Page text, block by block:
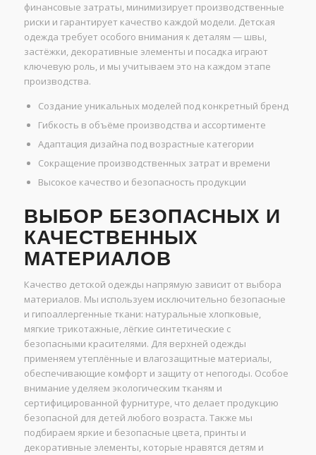
финансовые затраты, минимизирует производственные
риски и гарантирует качество каждой модели. Детская
одежда требует особого внимания к деталям — швы,
застёжки, декоративные элементы и посадка играют
ключевую роль, и мы учитываем это на каждом этапе
производства.
Создание уникальных моделей под конкретный бренд
Гибкость в объёме производства и ассортименте
Адаптация дизайна под возрастные категории
Сокращение производственных затрат и времени
Высокое качество и безопасность продукции
ВЫБОР БЕЗОПАСНЫХ И
КАЧЕСТВЕННЫХ
МАТЕРИАЛОВ
Качество детской одежды напрямую зависит от выбора
материалов. Мы используем исключительно безопасные
и гипоаллергенные ткани: натуральные хлопковые,
мягкие трикотажные, лёгкие синтетические с
безопасными красителями. Для верхней одежды
применяем утеплённые и влагозащитные материалы,
обеспечивающие комфорт и защиту от непогоды. Особое
внимание уделяем экологическим тканям и
сертифицированной фурнитуре, что делает продукцию
безопасной для детей любого возраста. Также мы
подбираем яркие и безопасные цвета, принты и
декоративные элементы, которые нравятся детям и